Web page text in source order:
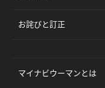
お詫びと訂正
マイナビウーマンとは